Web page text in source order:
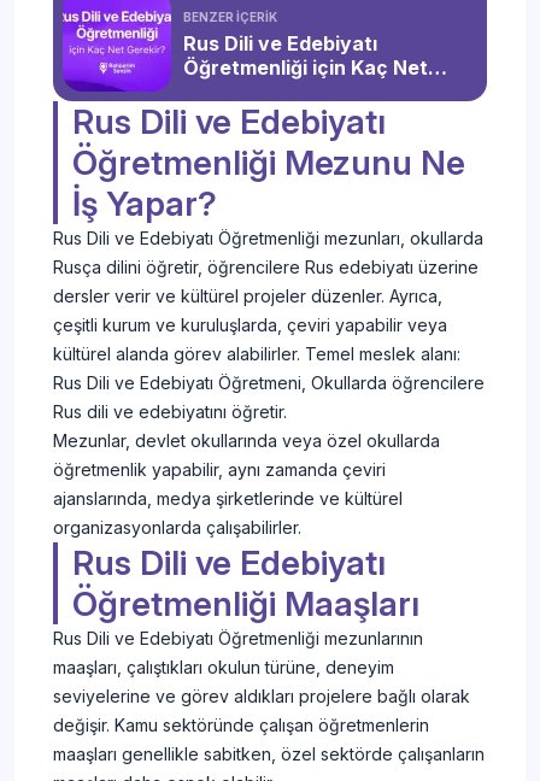
BENZER İÇERİK
Rus Dili ve Edebiyatı
Öğretmenliği için Kaç Net
Rus Dili ve Edebiyatı
Öğretmenliği Mezunu Ne
İş Yapar?
Rus Dili ve Edebiyatı Öğretmenliği mezunları, okullarda
Rusça dilini öğretir, öğrencilere Rus edebiyatı üzerine
dersler verir ve kültürel projeler düzenler. Ayrıca,
çeşitli kurum ve kuruluşlarda, çeviri yapabilir veya
kültürel alanda görev alabilirler. Temel meslek alanı:
Rus Dili ve Edebiyatı Öğretmeni, Okullarda öğrencilere
Rus dili ve edebiyatını öğretir.
Mezunlar, devlet okullarında veya özel okullarda
öğretmenlik yapabilir, aynı zamanda çeviri
ajanslarında, medya şirketlerinde ve kültürel
organizasyonlarda çalışabilirler.
Rus Dili ve Edebiyatı
Öğretmenliği Maaşları
Rus Dili ve Edebiyatı Öğretmenliği mezunlarının
maaşları, çalıştıkları okulun türüne, deneyim
seviyelerine ve görev aldıkları projelere bağlı olarak
değişir. Kamu sektöründe çalışan öğretmenlerin
maaşları genellikle sabitken, özel sektörde çalışanların